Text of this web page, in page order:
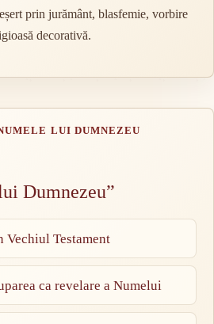
prin jurământ, blasfemie, vorbire
decorativă.
LUI DUMNEZEU
Dumnezeu”
Vechiul Testament
ca revelare a Numelui